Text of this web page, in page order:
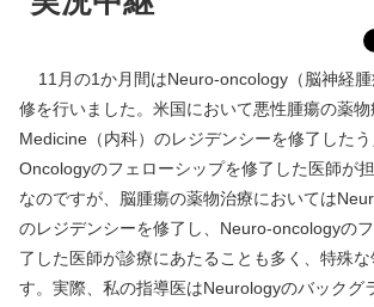
11月の1か月間はNeuro-oncology（脳神経
修を行いました。米国において悪性腫瘍の薬
Medicine（内科）のレジデンシーを修了した
Oncologyのフェローシップを修了した医師が
なのですが、脳腫瘍の薬物治療においては
のレジデンシーを修了し、Neuro-oncologyの
了した医師が診療にあたることも多く、特殊
す。実際、私の指導医はNeurologyのバックグ